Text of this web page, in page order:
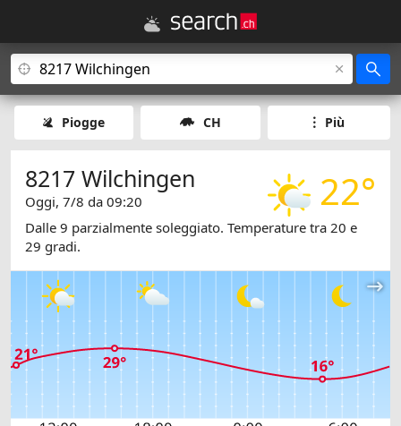
Piogge CH Più
22°
8217 Wilchingen
Oggi, 7/8 da 09:20
Dalle 9 parzialmente soleggiato. Temperature tra 20 e
29 gradi.